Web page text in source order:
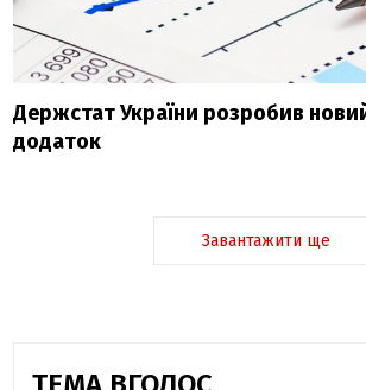
Держстат України розробив
додаток
Завантажити ще